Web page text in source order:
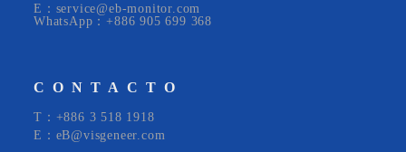
E：service@eb-monitor.com
WhatsApp：+886 905 699 368
CONTACTO
T：+886 3 518 1918
E：eB@visgeneer.com